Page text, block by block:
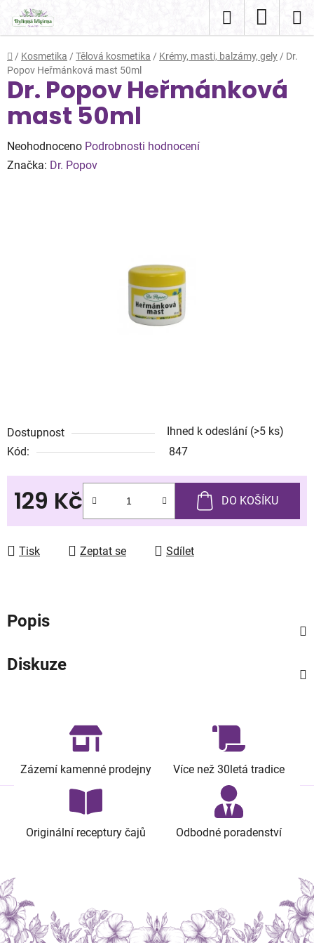
obsah
Hledat
KOŠÍK
Domů
/ Kosmetika / Tělová kosmetika / Krémy, masti, balzámy, gely / Dr.
Popov Heřmánková mast 50ml
Dostupnost Ihned k odeslání (>5 ks)
Kód:
847
129 Kč DO KOŠÍKU
Tisk Zeptat se Sdílet
Dr. Popov Heřmánková
mast 50ml
Průměrné
hodnocení
Neohodnoceno Podrobnosti hodnocení
Značka: Dr. Popov
Popis
Diskuze
Zázemí kamenné prodejny Více než 30letá tradice
Originální receptury čajů Odbodné poradenství